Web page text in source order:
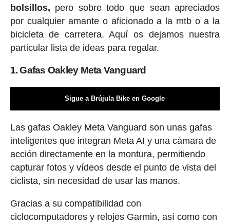
bolsillos, pero sobre todo que sean apreciados
por cualquier amante o aficionado a la mtb o a la
bicicleta de carretera. Aquí os dejamos nuestra
particular lista de ideas para regalar.
1. Gafas Oakley Meta Vanguard
Sigue a Brújula Bike en Google
Las gafas Oakley Meta Vanguard son unas gafas
inteligentes que integran Meta AI y una cámara de
acción directamente en la montura, permitiendo
capturar fotos y vídeos desde el punto de vista del
ciclista, sin necesidad de usar las manos.
Gracias a su compatibilidad con
ciclocomputadores y relojes Garmin, así como con